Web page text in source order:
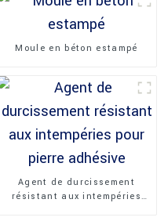
Moule en béton estampé
Agent de durcissement
résistant aux intempéries